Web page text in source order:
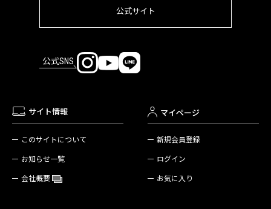
公式サイト
公式SNS
サイト情報
このサイトについて
お知らせ一覧
会社概要
マイページ
新規会員登録
ログイン
お気に入り